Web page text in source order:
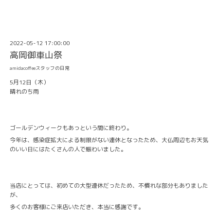
2022-05-12 17:00:00
高岡御車山祭
amidacoffeeスタッフの日常
5月12日（木）
晴れのち雨
ゴールデンウィークもあっという間に終わり。
今年は、感染症拡大による制限がない連休となったため、大仏周辺もお天気
のいい日にはたくさんの人で賑わいました。
当店にとっては、初めての大型連休だったため、不慣れな部分もありました
が、
多くのお客様にご来店いただき、本当に感謝です。